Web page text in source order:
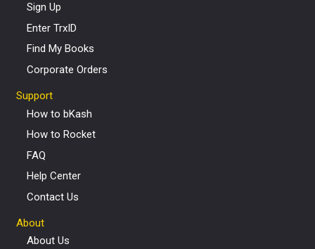
Sign Up
Enter TrxID
Find My Books
Corporate Orders
Support
How to bKash
How to Rocket
FAQ
Help Center
Contact Us
About
About Us